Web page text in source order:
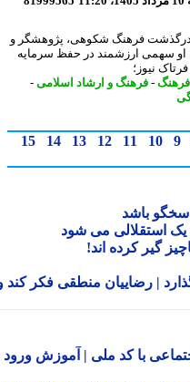
فرهنگ شکوهی، پژوهشگر و
ارزشمند در حفظ سرمایه
-فرهنگ و ارشاد اسلامی-
10
11
12
13
14
15
باشد
می شود
کرده اند!
رضاییان منطقی فکر کند و
با کد ملی | آموزش ورود به